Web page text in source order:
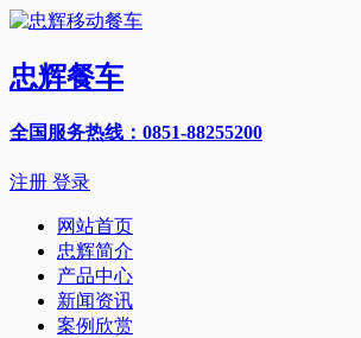
忠辉餐车
全国服务热线：0851-88255200
注册 登录
网站首页
忠辉简介
产品中心
新闻资讯
案例欣赏